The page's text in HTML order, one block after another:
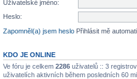
Uživatelské jméno:
Heslo:
Zapomněl(a) jsem heslo Přihlásit mě
KDO JE ONLINE
Ve fóru je celkem 2286 uživatelů :: 3
uživatelích aktivních během posledních 60